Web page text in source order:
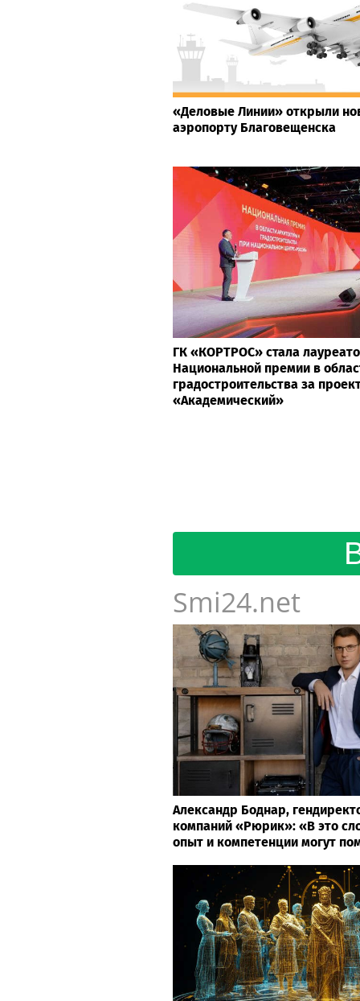
«Деловые Линии» открыли
аэропорту Благовещенска
ГК «КОРТРОС» стала
Национальной премии в
градостроительства за
«Академический»
Smi24.net
Александр Боднар,
компаний «Рюрик»: «В это
опыт и компетенции могут